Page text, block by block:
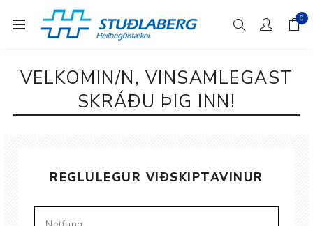
0
VELKOMIN/N, VINSAMLEGAST
SKRÁÐU ÞIG INN!
REGLULEGUR VIÐSKIPTAVINUR